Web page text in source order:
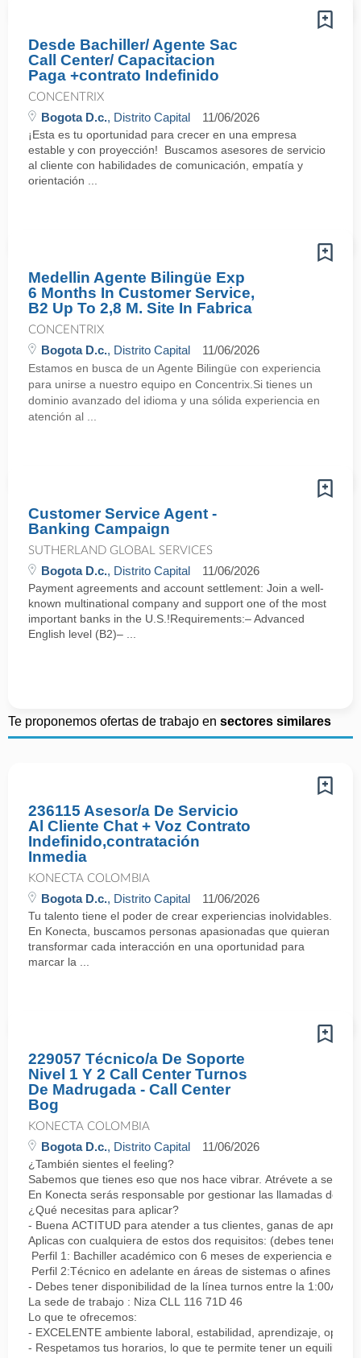
Desde Bachiller/ Agente Sac
Call Center/ Capacitacion
Paga +contrato Indefinido
CONCENTRIX
Bogota D.c., Distrito Capital 11/06/2026
¡Esta es tu oportunidad para crecer en una empresa
estable y con proyección! Buscamos asesores de servicio
al cliente con habilidades de comunicación, empatía y
orientación ...
Medellin Agente Bilingüe Exp
6 Months In Customer Service,
B2 Up To 2,8 M. Site In Fabrica
CONCENTRIX
Bogota D.c., Distrito Capital 11/06/2026
Estamos en busca de un Agente Bilingüe con experiencia
para unirse a nuestro equipo en Concentrix.Si tienes un
dominio avanzado del idioma y una sólida experiencia en
atención al ...
Customer Service Agent -
Banking Campaign
SUTHERLAND GLOBAL SERVICES
Bogota D.c., Distrito Capital 11/06/2026
Payment agreements and account settlement: Join a well-
known multinational company and support one of the most
important banks in the U.S.!Requirements:– Advanced
English level (B2)– ...
Te proponemos ofertas de trabajo en sectores similares
236115 Asesor/a De Servicio
Al Cliente Chat + Voz Contrato
Indefinido,contratación
Inmedia
KONECTA COLOMBIA
Bogota D.c., Distrito Capital 11/06/2026
Tu talento tiene el poder de crear experiencias inolvidables.
En Konecta, buscamos personas apasionadas que quieran
transformar cada interacción en una oportunidad para
marcar la ...
229057 Técnico/a De Soporte
Nivel 1 Y 2 Call Center Turnos
De Madrugada - Call Center
Bog
KONECTA COLOMBIA
Bogota D.c., Distrito Capital 11/06/2026
¿También sientes el feeling?
Sabemos que tienes eso que nos hace vibrar. Atrévete a ser
En Konecta serás responsable por gestionar las llamadas de
¿Qué necesitas para aplicar?
- Buena ACTITUD para atender a tus clientes, ganas de
Aplicas con cualquiera de estos dos requisitos: (debes tener
Perfil 1: Bachiller académico con 6 meses de experiencia en
Perfil 2:Técnico en adelante en áreas de sistemas o afines
- Debes tener disponibilidad de la línea turnos entre la 1:00AM
La sede de trabajo : Niza CLL 116 71D 46
Lo que te ofrecemos:
- EXCELENTE ambiente laboral, estabilidad, aprendizaje,
- Respetamos tus horarios, lo que te permite tener un equilibrio